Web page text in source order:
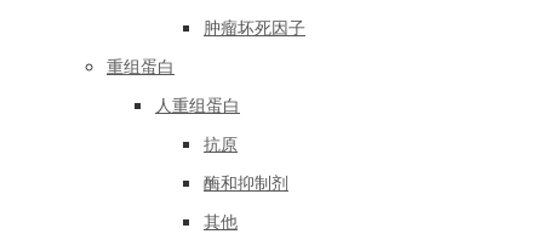
肿瘤坏死因子
重组蛋白
人重组蛋白
抗原
酶和抑制剂
其他